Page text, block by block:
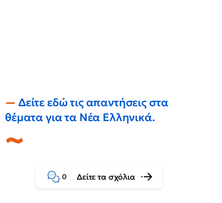
Δείτε εδώ τις απαντήσεις στα
θέματα για τα Νέα Ελληνικά.
0 Δείτε τα σχόλια